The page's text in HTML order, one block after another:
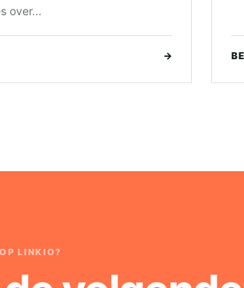
over...
→
LINKIO?